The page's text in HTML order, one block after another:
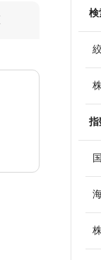
検
指